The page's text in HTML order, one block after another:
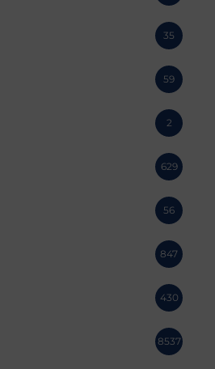
35
59
2
629
56
847
430
8537